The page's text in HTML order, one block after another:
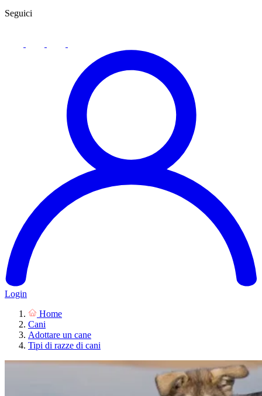
Seguici
Login
Home
Cani
Adottare un cane
Tipi di razze di cani